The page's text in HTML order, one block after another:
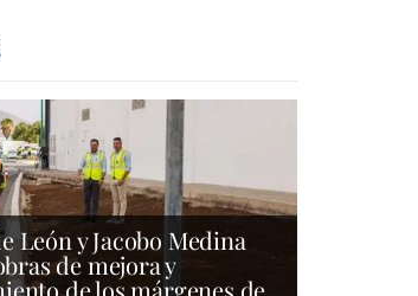
León y Jacobo Medina
de mejora y
de los márgenes de